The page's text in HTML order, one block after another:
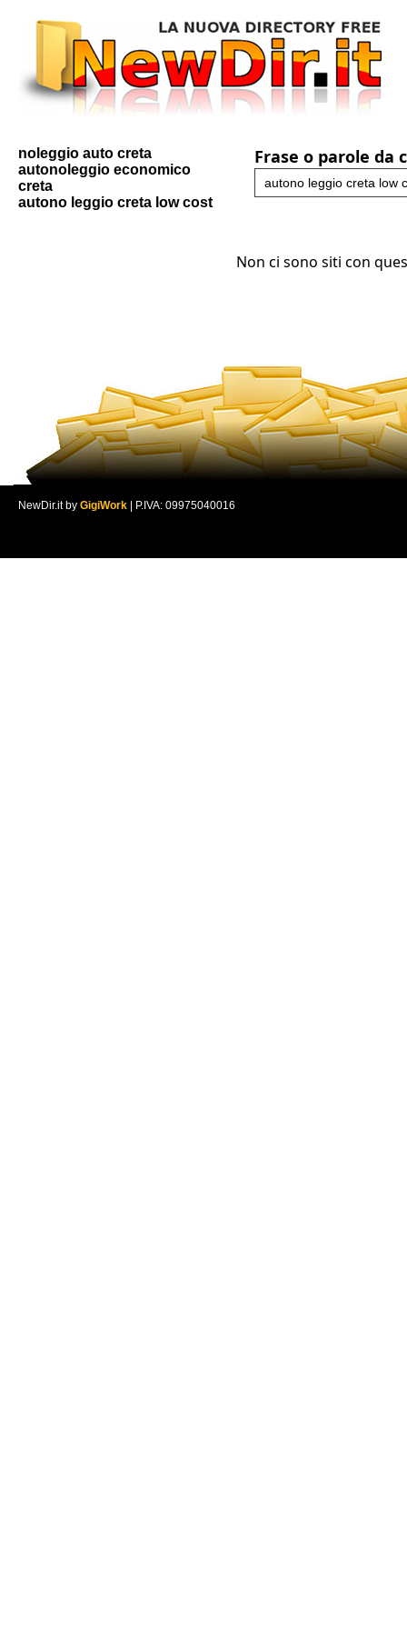
noleggio auto creta
autonoleggio economico
creta
autono leggio creta low cost
Frase o parole da
Non ci sono siti con
NewDir.it by GigiWork | P.IVA: 09975040016